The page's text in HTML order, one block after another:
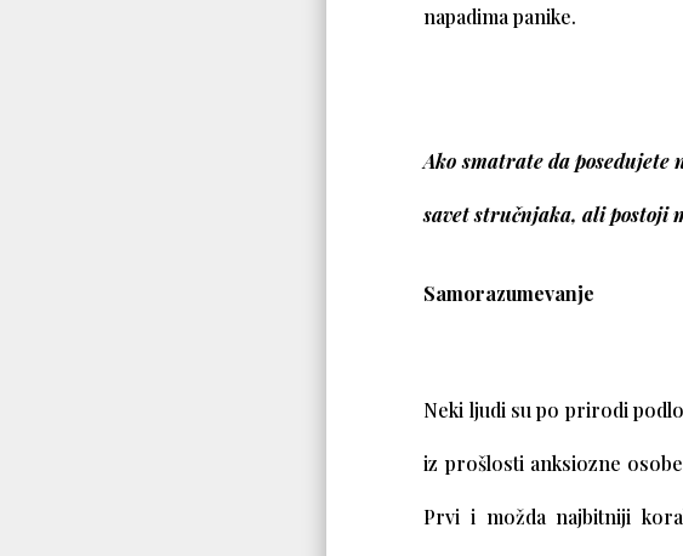
napadima panike.
Ako smatrate da posedujete
savet stručnjaka, ali postoji
Samorazumevanje
Neki ljudi su po prirodi
iz prošlosti anksiozne
Prvi i možda najbitniji